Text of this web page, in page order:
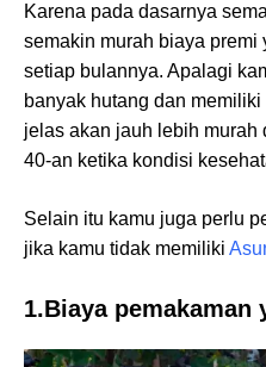
Karena pada dasarnya
semakin murah biaya premi
setiap bulannya. Apalagi
banyak hutang dan
jelas akan jauh lebih murah
40-an ketika kondisi
Selain itu kamu juga perlu
jika kamu tidak memiliki
1.Biaya pemakaman